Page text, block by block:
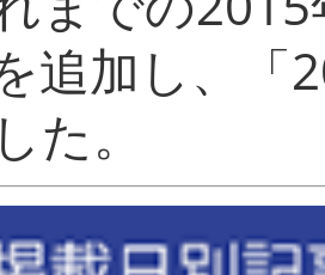
追加し、「
まし